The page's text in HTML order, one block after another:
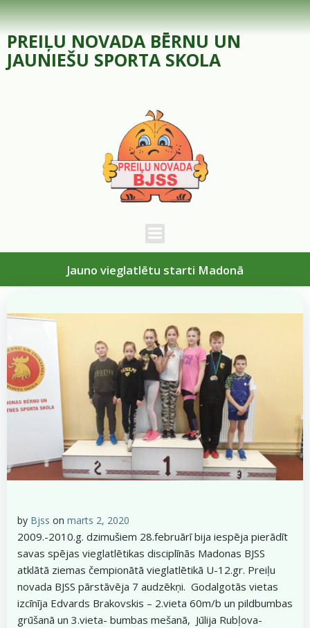
Skip
to
content
PREIĻU NOVADA BĒRNU UN
JAUNIEŠU SPORTA SKOLA
Jauno vieglatlētu starti Madonā
by Bjss on marts 2, 2020
2009.-2010.g. dzimušiem 28.februārī bija iespēja pierādīt
savas spējas vieglatlētikas disciplīnās Madonas BJSS
atklātā ziemas čempionātā vieglatlētikā U-12.gr. Preiļu
novada BJSS pārstāvēja 7 audzēkņi. Godalgotās vietas
izcīnīja Edvards Brakovskis – 2.vieta 60m/b un pildbumbas
grūšanā un 3.vieta- bumbas mešanā, Jūlija Rubļova-